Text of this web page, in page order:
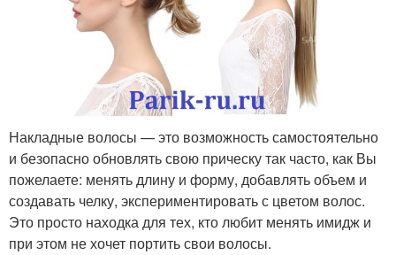
Накладные волосы — это возможность самостоятельно
и безопасно обновлять свою прическу так часто, как Вы
пожелаете: менять длину и форму, добавлять объем и
создавать челку, экспериментировать с цветом волос.
Это просто находка для тех, кто любит менять имидж и
при этом не хочет портить свои волосы.